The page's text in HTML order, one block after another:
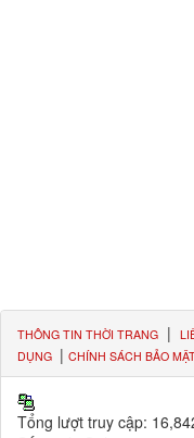
THÔNG TIN THỜI TRANG |
DỤNG | CHÍNH SÁCH BẢO
Tổng lượt truy cập: